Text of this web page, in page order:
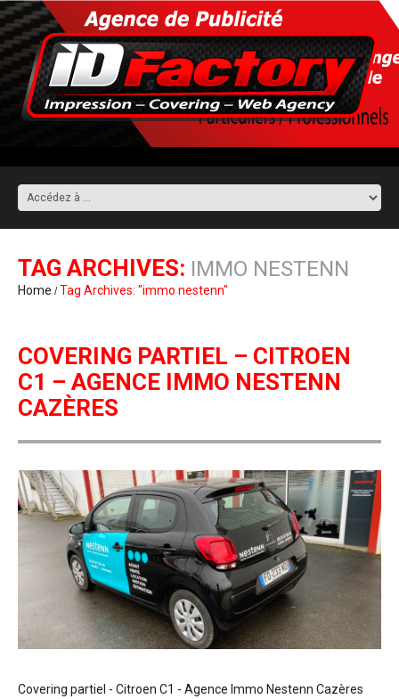
TAG ARCHIVES: IMMO NESTENN
Home Tag Archives: "immo nestenn"
COVERING PARTIEL – CITROEN
C1 – AGENCE IMMO NESTENN
CAZÈRES
Covering partiel - Citroen C1 - Agence Immo Nestenn Cazères